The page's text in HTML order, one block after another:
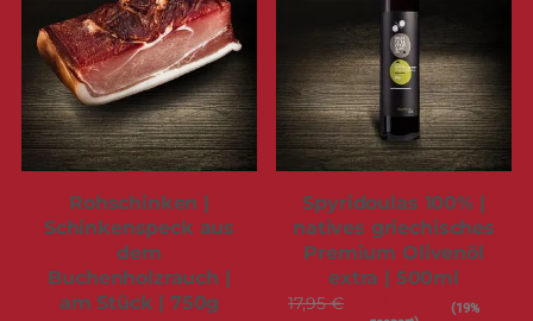
Rohschinken |
Schinkenspeck aus
dem
Buchenholzrauch |
am Stück | 750g
Spyridoulas 100% |
natives griechisches
Premium Olivenöl
extra | 500ml
17,95 € Sonderangebot(19%